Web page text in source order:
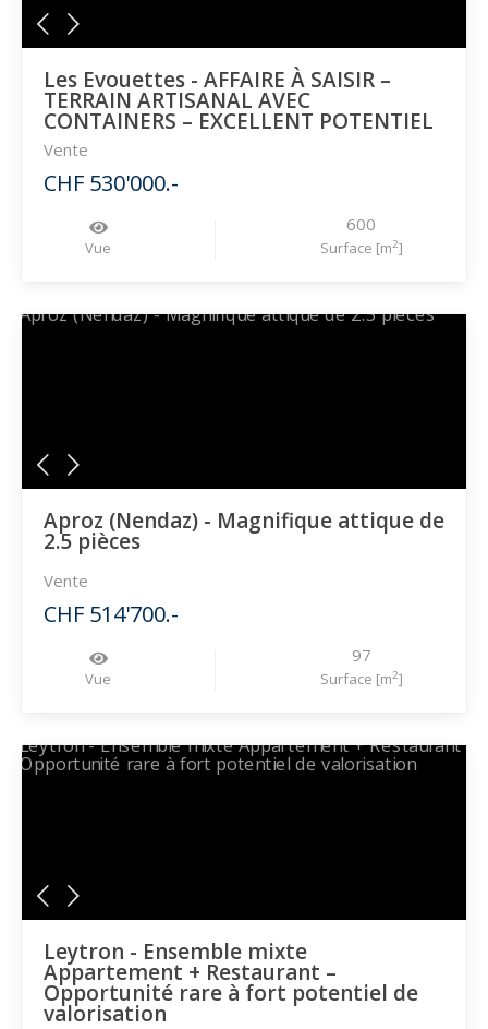
Les Evouettes - AFFAIRE À SAISIR –
TERRAIN ARTISANAL AVEC
CONTAINERS – EXCELLENT POTENTIEL
Vente
CHF 530'000.-
Vue
600
Surface [m2]
Aproz (Nendaz) - Magnifique attique de
2.5 pièces
Vente
CHF 514'700.-
Vue
97
Surface [m2]
Leytron - Ensemble mixte
Appartement + Restaurant –
Opportunité rare à fort potentiel de
valorisation